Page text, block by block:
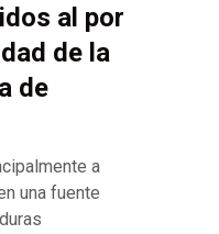
al por
de la
de
a
una fuente